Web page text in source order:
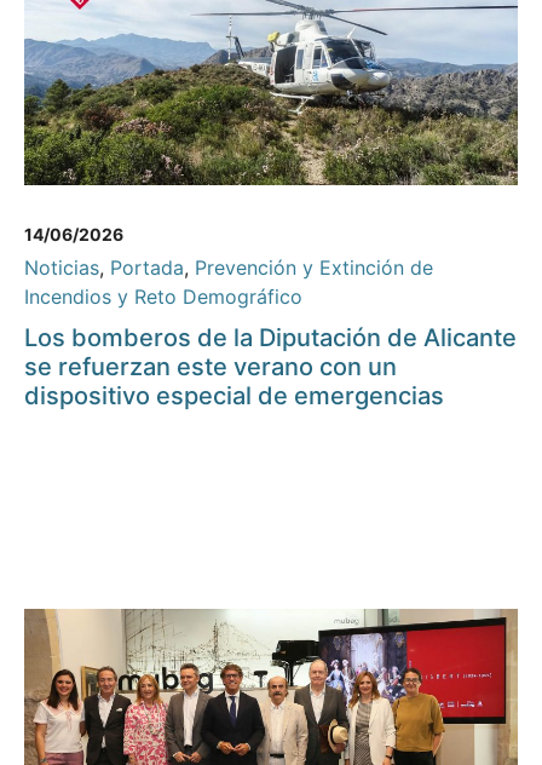
14/06/2026
Noticias, Portada, Prevención y Extinción de
Incendios y Reto Demográfico
Los bomberos de la Diputación de Alicante
se refuerzan este verano con un
dispositivo especial de emergencias